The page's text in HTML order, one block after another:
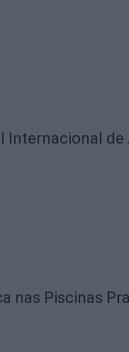
Internacional
nas Piscinas